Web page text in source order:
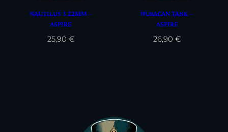
NAUTILUS 3 22MM –
ASPIRE
25,90 €
HURACAN TANK –
ASPIRE
26,90 €